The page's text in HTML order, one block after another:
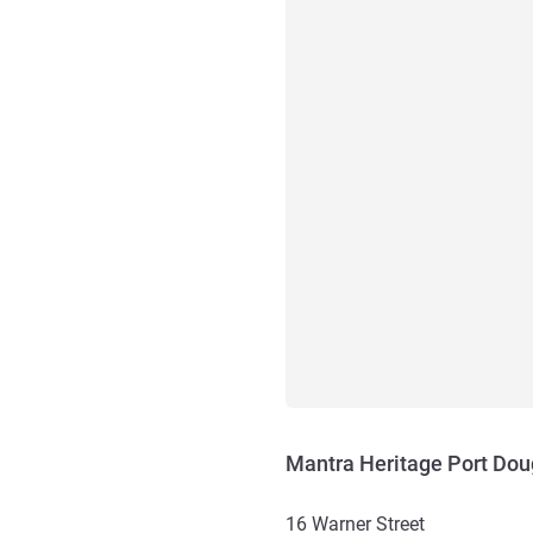
Mantra Heritage Port
16 Warner Street